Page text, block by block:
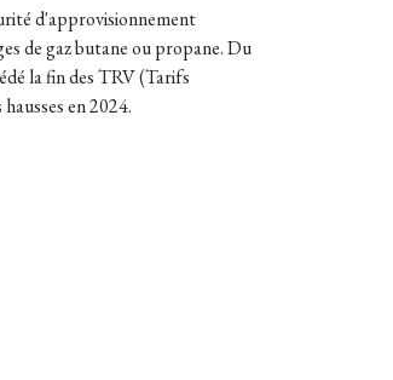
d'approvisionnement
de gaz butane ou propane. Du
la fin des TRV (Tarifs
en 2024.